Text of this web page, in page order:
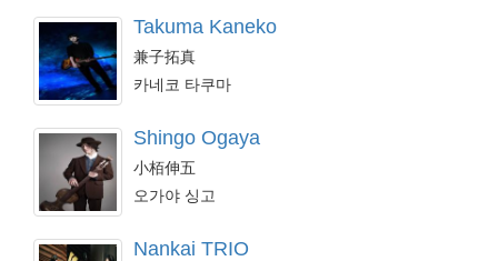
Takuma Kaneko
兼子拓真
카네코 타쿠마
Shingo Ogaya
小栢伸五
오가야 싱고
Nankai TRIO